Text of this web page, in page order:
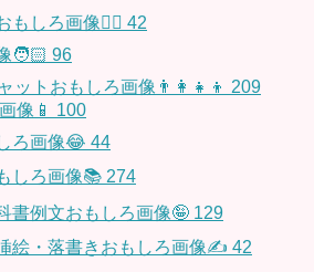
もしろ画像👱‍♀️ 42
🧑🏻 96
ットおもしろ画像👨‍👩‍👧‍👦 209
像📱 100
ろ画像😂 44
しろ画像📚 274
書例文おもしろ画像🤪 129
絵・落書きおもしろ画像✍️ 42